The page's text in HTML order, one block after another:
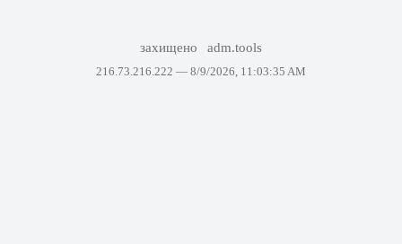
захищено adm.tools
216.73.216.222 — 8/9/2026, 11:03:35 AM